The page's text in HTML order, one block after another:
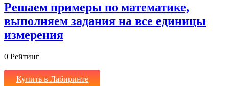
Решаем примеры по математике,
выполняем задания на все единицы
измерения
0 Рейтинг
Купить в Лабиринте